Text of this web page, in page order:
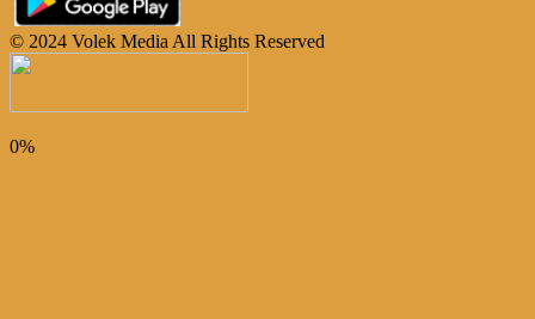
© 2024 Volek Media All Rights Reserved
0%